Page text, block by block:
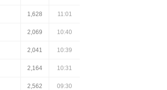
1,628 11:01
2,069 10:40
2,041 10:39
2,164 10:31
2,562 09:30